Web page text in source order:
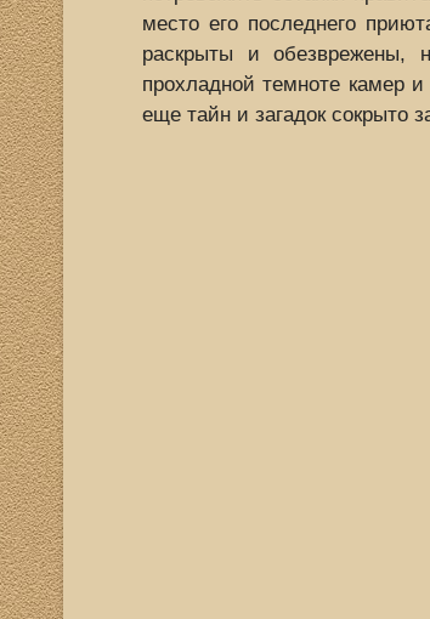
место его последнего
раскрыты и обезврежены,
прохладной темноте камер
еще тайн и загадок сокрыто